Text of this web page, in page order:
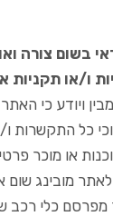
בשום צורה
ו/או תקניות
ויודע כי
כל התקשרות
או מוכר
לאתר מובינג
כלי רכב